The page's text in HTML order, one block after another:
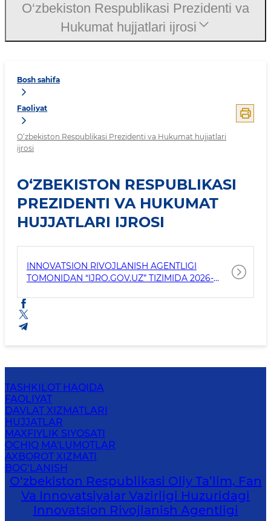
Bosh sahifa
Faoliyat
O‘zbekiston Respublikasi Prezidenti va Hukumat hujjatlari
ijrosi
O‘ZBEKISTON RESPUBLIKASI
PREZIDENTI VA HUKUMAT
HUJJATLARI IJROSI
INNOVATSION RIVOJLANISH AGENTLIGI
TOMONIDAN “IJRO.GOV.UZ” TIZIMIDA 2026-
O‘zbekiston Respublikasi Prezidenti va
Hukumat hujjatlari ijrosi
TASHKILOT HAQIDA
FAOLIYAT
DAVLAT XIZMATLARI
HUJJATLAR
MAXFIYLIK SIYOSATI
OCHIQ MA'LUMOTLAR
AXBOROT XIZMATI
BOG‘LANISH
O‘zbekiston Respublikasi Oliy Ta’lim, Fan
Va Innovatsiyalar Vazirligi Huzuridagi
Innovatsion Rivojlanish Agentligi